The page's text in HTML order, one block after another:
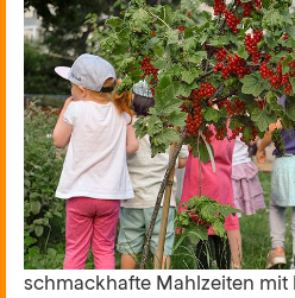
Kitaplatz anfragen
Profil
Kapazität: Platz für 280 Kinder
Altersstruktur:
Nestbereich: 1–3 Jahre
Elementarbereich: 3 Jahre
Großzügiges Außengelände:
Bewegungsfreiheit für alle
Eigene Küche: Täglich frisch
schmackhafte Mahlzeiten mit